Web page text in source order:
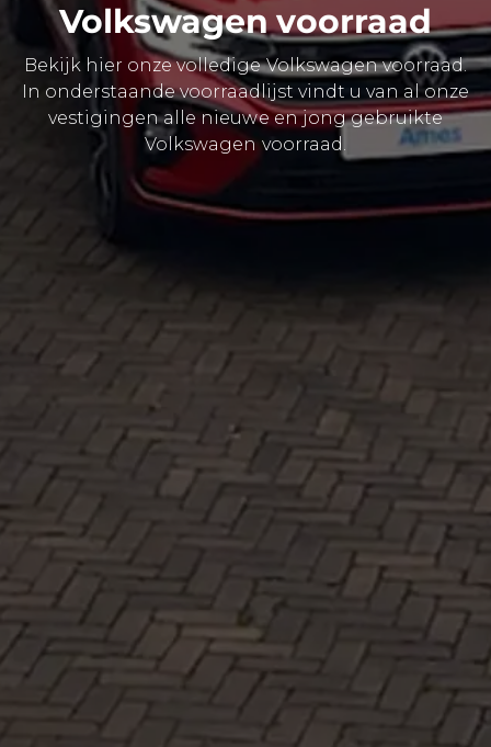
Volkswagen voorraad
Bekijk hier onze volledige Volkswagen voorraad.
In onderstaande voorraadlijst vindt u van al onze
vestigingen alle nieuwe en jong gebruikte
Volkswagen voorraad.